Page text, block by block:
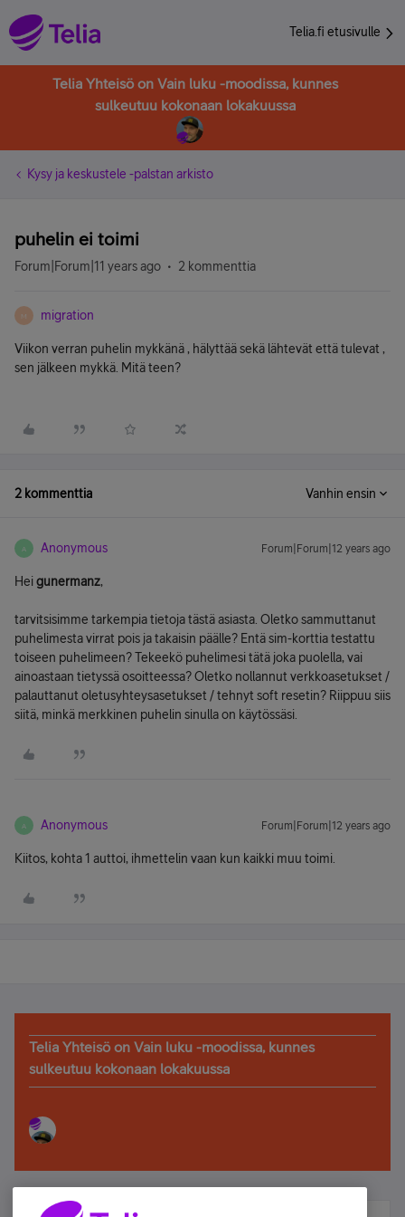
Telia.fi etusivulle
Telia Yhteisö on Vain luku -moodissa, kunnes
sulkeutuu kokonaan lokakuussa
Kysy ja keskustele -palstan arkisto
puhelin ei toimi
Forum|Forum|11 years ago 2 kommenttia
M migration
Viikon verran puhelin mykkänä , hälyttää sekä lähtevät että tulevat ,
sen jälkeen mykkä. Mitä teen?
2 kommenttia Vanhin ensin
A Anonymous Forum|Forum|12 years ago
Heigunermanz,
tarvitsisimme tarkempia tietoja tästä asiasta. Oletko sammuttanut
puhelimesta virrat pois ja takaisin päälle? Entä sim-korttia testattu
toiseen puhelimeen? Tekeekö puhelimesi tätä joka puolella, vai
ainoastaan tietyssä osoitteessa? Oletko nollannut verkkoasetukset /
palauttanut oletusyhteysasetukset / tehnyt soft resetin? Riippuu siis
siitä, minkä merkkinen puhelin sinulla on käytössäsi.
A Anonymous Forum|Forum|12 years ago
Kiitos, kohta 1 auttoi, ihmettelin vaan kun kaikki muu toimi.
Telia Yhteisö on Vain luku -moodissa, kunnes
sulkeutuu kokonaan lokakuussa